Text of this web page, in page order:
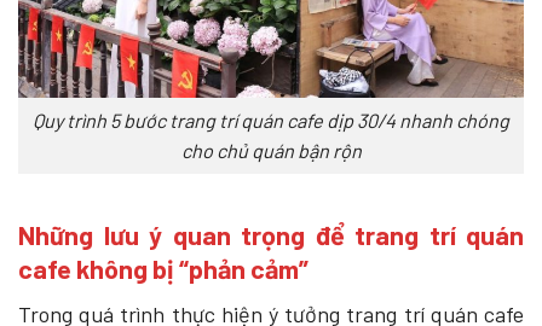
Quy trình 5 bước trang trí quán cafe dịp 30/4 nhanh chóng
cho chủ quán bận rộn
Những lưu ý quan trọng để trang trí quán
cafe không bị “phản cảm”
Trong quá trình thực hiện ý tưởng trang trí quán cafe